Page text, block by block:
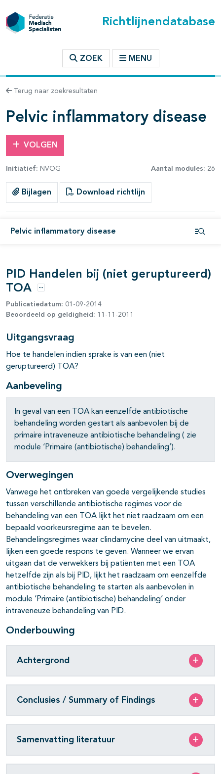
Richtlijnendatabase
ZOEK MENU
Terug naar zoekresultaten
Pelvic inflammatory disease
VOLGEN
Initiatief: NVOG Aantal modules: 26
Bijlagen Download richtlijn
Pelvic inflammatory disease
binnen deze richtlijn
open- en dichtklappen
open- en dichtklappen
open- en dichtklappen
open- en dichtklappen
PID Handelen bij (niet geruptureerd)
TOA
Opties
Publicatiedatum: 01-09-2014
Beoordeeld op geldigheid: 11-11-2011
Uitgangsvraag
Hoe te handelen indien sprake is van een (niet
geruptureerd) TOA?
Aanbeveling
In geval van een TOA kan eenzelfde antibiotische
behandeling worden gestart als aanbevolen bij de
primaire intraveneuze antibiotische behandeling ( zie
module ‘Primaire (antibiotische) behandeling’).
Overwegingen
Vanwege het ontbreken van goede vergelijkende studies
tussen verschillende antibiotische regimes voor de
behandeling van een TOA lijkt het niet raadzaam om een
bepaald voorkeursregime aan te bevelen.
Behandelingsregimes waar clindamycine deel van uitmaakt,
lijken een goede respons te geven. Wanneer we ervan
uitgaan dat de verwekkers bij patiënten met een TOA
hetzelfde zijn als bij PID, lijkt het raadzaam om eenzelfde
antibiotische behandeling te starten als aanbevolen in
module ‘Primaire (antibiotische) behandeling’ onder
intraveneuze behandeling van PID.
Onderbouwing
Achtergrond
Conclusies / Summary of Findings
Samenvatting literatuur